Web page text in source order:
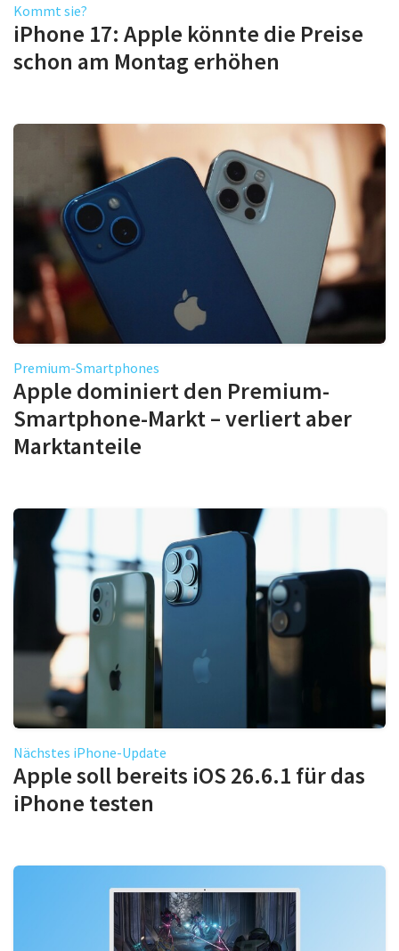
Kommt sie?
iPhone 17: Apple könnte die Preise
schon am Montag erhöhen
Premium-Smartphones
Apple dominiert den Premium-
Smartphone-Markt – verliert aber
Marktanteile
Nächstes iPhone-Update
Apple soll bereits iOS 26.6.1 für das
iPhone testen